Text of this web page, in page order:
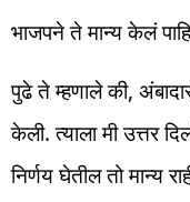
भाजपने ते मान्य केलं
पुढे ते म्हणाले की,
केली. त्याला मी उत्तर
निर्णय घेतील तो मान्य